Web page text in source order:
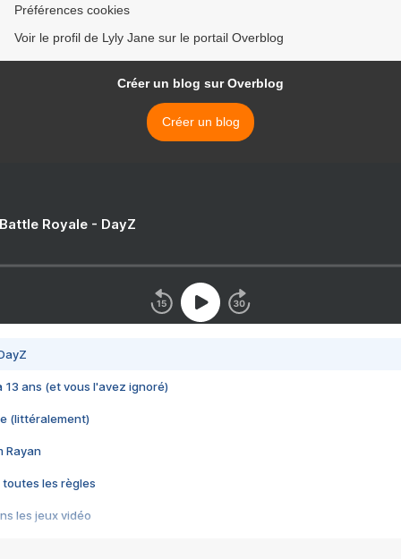
Préférences cookies
Voir le profil de Lyly Jane sur le portail Overblog
Créer un blog sur Overblog
Créer un blog
Royale - DayZ
13 ans (et vous l'avez ignoré)
(littéralement)
Rayan
toutes les règles
les jeux vidéo